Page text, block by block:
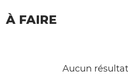
PLEIN AIR
NATURE ET BIEN-ÊTRE
À FAIRE
Aucun